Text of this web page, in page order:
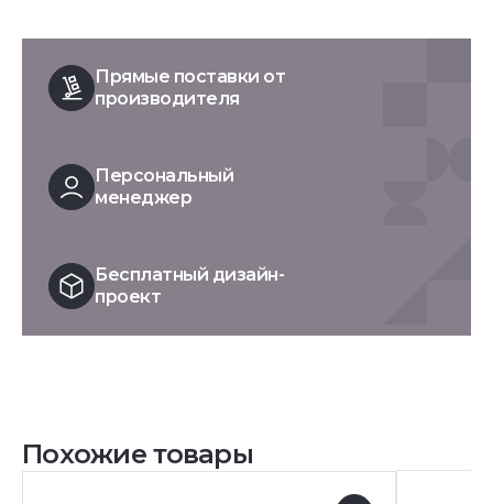
Прямые поставки от
производителя
Персональный
менеджер
Бесплатный дизайн-
проект
Похожие товары